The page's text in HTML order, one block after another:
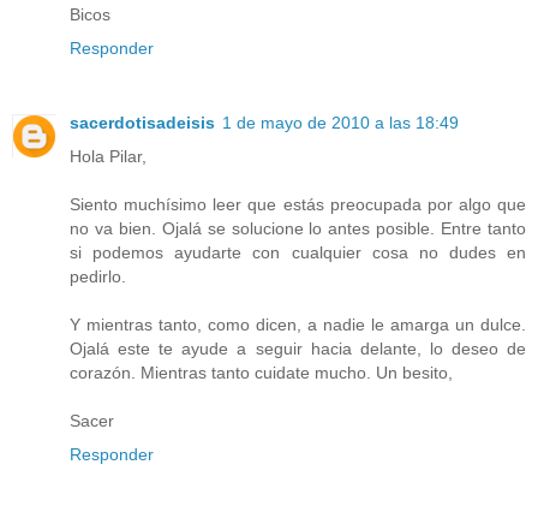
Bicos
Responder
sacerdotisadeisis 1 de mayo de 2010 a las 18:49
Hola Pilar,
Siento muchísimo leer que estás preocupada por algo que
no va bien. Ojalá se solucione lo antes posible. Entre tanto
si podemos ayudarte con cualquier cosa no dudes en
pedirlo.
Y mientras tanto, como dicen, a nadie le amarga un dulce.
Ojalá este te ayude a seguir hacia delante, lo deseo de
corazón. Mientras tanto cuidate mucho. Un besito,
Sacer
Responder